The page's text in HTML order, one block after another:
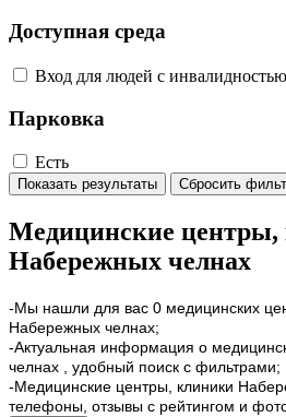
Доступная среда
Вход для людей с инвалидностью
Парковка
Есть
Показать результаты Сбросить
Медицинские центры,
Набережных челнах
-Мы нашли для вас 0 медицинских
Набережных челнах;
-Актуальная информация о
челнах , удобный поиск с фильтрами;
-Медицинские центры, клиники
телефоны, отзывы с рейтингом и